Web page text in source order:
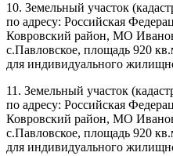
10. Земельный участок
по адресу: Российская
Ковровский район, МО
с.Павловское, площадь 920
для индивидуального
11. Земельный участок
по адресу: Российская
Ковровский район, МО
с.Павловское, площадь 920
для индивидуального